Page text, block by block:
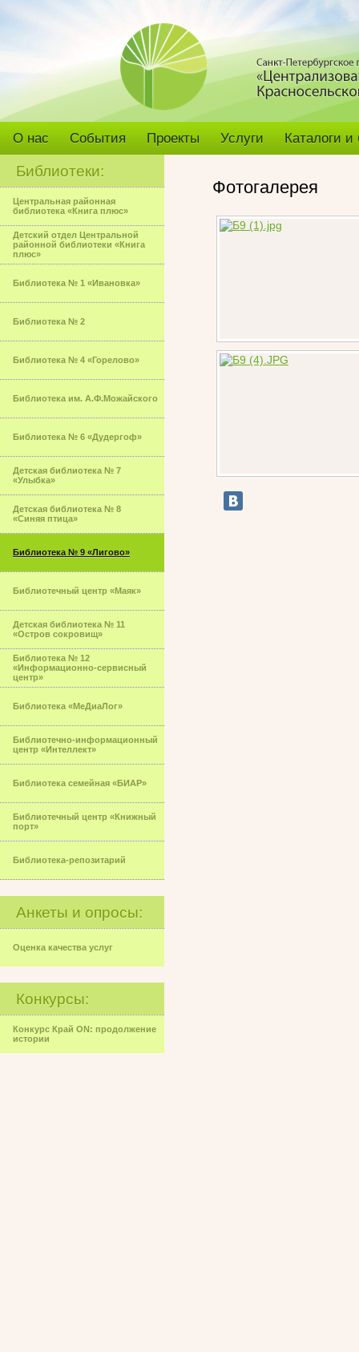
О нас События Проекты Услуги Каталоги
Библиотеки:
Центральная районная
библиотека «Книга плюс»
Детский отдел Центральной
районной библиотеки «Книга
плюс»
Библиотека № 1 «Ивановка»
Библиотека № 2
Библиотека № 4 «Горелово»
Библиотека им. А.Ф.Можайского
Библиотека № 6 «Дудергоф»
Детская библиотека № 7
«Улыбка»
Детская библиотека № 8
«Синяя птица»
Библиотека № 9 «Лигово»
Библиотечный центр «Маяк»
Детская библиотека № 11
«Остров сокровищ»
Библиотека № 12
«Информационно-сервисный
центр»
Библиотека «МеДиаЛог»
Библиотечно-информационный
центр «Интеллект»
Библиотека семейная «БИАР»
Библиотечный центр «Книжный
порт»
Библиотека-репозитарий
Анкеты и опросы:
Оценка качества услуг
Конкурсы:
Конкурс Край ON: продолжение
истории
Фотогалерея